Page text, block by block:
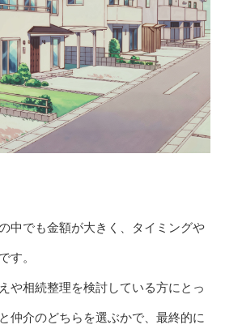
中でも金額が大きく、タイミングや
す。
や相続整理を検討している方にとっ
仲介のどちらを選ぶかで、最終的に